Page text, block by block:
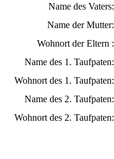
Name des Vaters:
Name der Mutter:
Wohnort der Eltern :
Name des 1. Taufpaten:
Wohnort des 1. Taufpaten:
Name des 2. Taufpaten:
Wohnort des 2. Taufpaten: